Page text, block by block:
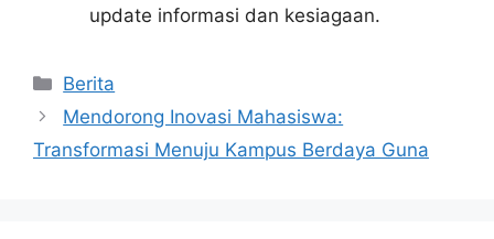
update informasi dan kesiagaan.
Kategori
Berita
Mendorong Inovasi Mahasiswa:
Transformasi Menuju Kampus Berdaya Guna